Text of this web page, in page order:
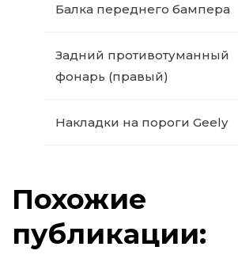
Балка переднего бампера
Задний противотуманный
фонарь (правый)
Накладки на пороги Geely
Похожие
публикации: